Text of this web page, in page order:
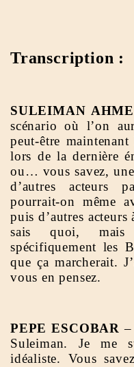
Transcription :
SULEIMAN
scénario où l’on
peut-être
lors de la dernière
ou… vous savez,
d’autres acteurs
pourrait-on même
puis d’autres
sais quoi,
spécifiquement les
que ça marcherait.
vous en pensez.
PEPE ESCOBAR–
Suleiman. Je me
idéaliste. Vous